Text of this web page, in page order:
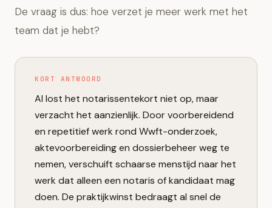
De vraag is dus: hoe verzet je meer werk met het
team dat je hebt?
KORT ANTWOORD
AI lost het notarissentekort niet op, maar
verzacht het aanzienlijk. Door voorbereidend
en repetitief werk rond Wwft-onderzoek,
aktevoorbereiding en dossierbeheer weg te
nemen, verschuift schaarse menstijd naar het
werk dat alleen een notaris of kandidaat mag
doen. De praktijkwinst bedraagt al snel de